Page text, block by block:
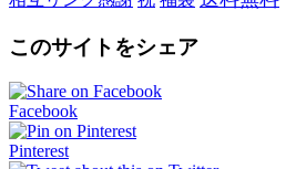
このサイトをシェア
Facebook
Pinterest